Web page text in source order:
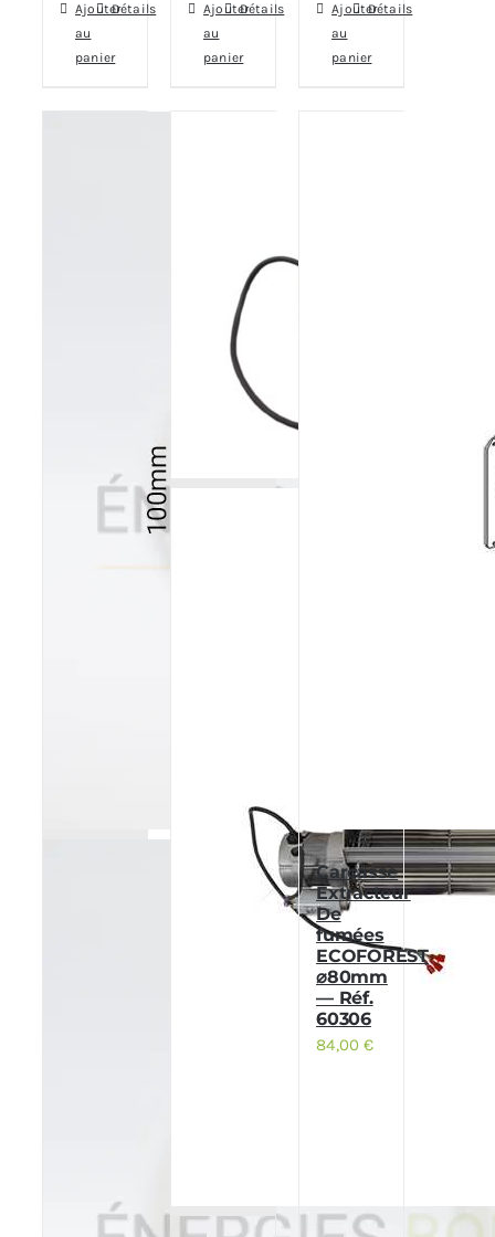
Ajouter
au
panier
Détails
Ajouter
au
panier
Détails
Ajouter
au
panier
Détails
Carcasse
Extracteur
De
fumées
ECOFOREST
⌀80mm
— Réf.
60306
84,00€